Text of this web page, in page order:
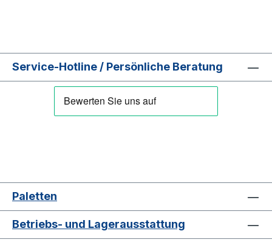
Service-Hotline / Persönliche Beratung
Paletten
Betriebs- und Lagerausstattung